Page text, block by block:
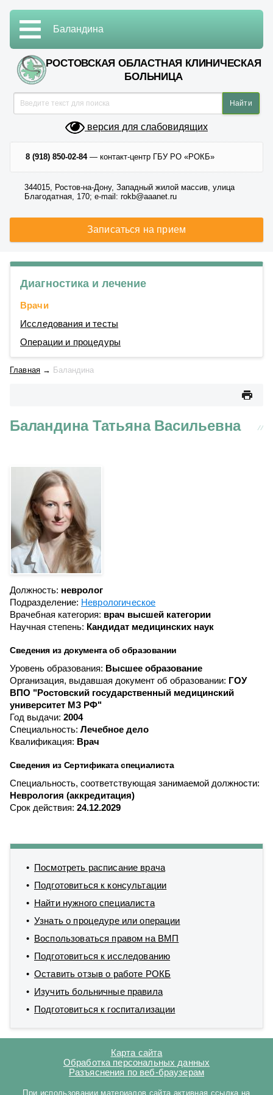
РОСТОВСКАЯ ОБЛАСТНАЯ КЛИНИЧЕСКАЯ
БОЛЬНИЦА
версия для слабовидящих
8 (918) 850-02-84— контакт-центр ГБУ РО «РОКБ»
344015, Ростов-на-Дону, Западный жилой массив, улица
Благодатная, 170; e-mail: rokb@aaanet.ru
Записаться на прием
Баландина
Диагностика и лечение
Врачи
Исследования и тесты
Операции и процедуры
Главная → Баландина
Баландина Татьяна Васильевна
Должность: невролог
Подразделение: Неврологическое
Врачебная категория: врач высшей категории
Научная степень: Кандидат медицинских наук
Сведения из документа об образовании
Уровень образования: Высшее образование
Организация, выдавшая документ об образовании: ГОУ
ВПО "Ростовский государственный медицинский
университет МЗ РФ"
Год выдачи: 2004
Специальность: Лечебное дело
Квалификация: Врач
Сведения из Сертификата специалиста
Специальность, соответствующая занимаемой должности:
Неврология (аккредитация)
Срок действия: 24.12.2029
Посмотреть расписание врача
Подготовиться к консультации
Найти нужного специалиста
Узнать о процедуре или операции
Воспользоваться правом на ВМП
Подготовиться к исследованию
Оставить отзыв о работе РОКБ
Изучить больничные правила
Подготовиться к госпитализации
Карта сайта
Обработка персональных данных
Разъяснения по веб-браузерам
При использовании материалов сайта активная ссылка на